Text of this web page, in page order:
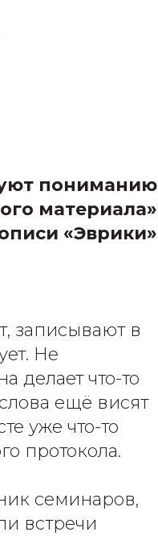
пониманию
материала»
«Эврики»
записывают в
Не
делает что-то
ещё висят
уже что-то
протокола.
семинаров,
встречи